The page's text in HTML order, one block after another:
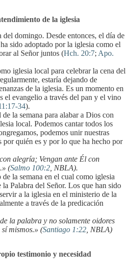
de la iglesia
del domingo. Desde entonces, el día de
sido adoptado por la iglesia como el
al Señor juntos (Hch. 20:7; Apo.
iglesia local para celebrar la cena del
estaría dejando de
de la iglesia. Es un momento en
el evangelio a través del pan y el vino
34).
la semana para alabar a Dios con
local. Podemos cantar todos los
podemos unir nuestras
por quién es y por lo que ha hecho por
alegría; Vengan ante Él con
(Salmo 100:2 , NBLA).
la semana en el cual como iglesia
Palabra del Señor. Los que han sido
a la iglesia en el ministerio de la
a través de la predicación
la palabra y no solamente oidores
sí mismos.» (Santiago 1:22 , NBLA)
testimonio y necesidad